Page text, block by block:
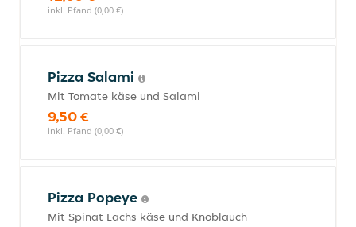
inkl. Pfand (0,00 €)
Pizza Salami
Mit Tomate käse und Salami
9,50 €
inkl. Pfand (0,00 €)
Pizza Popeye
Mit Spinat Lachs käse und Knoblauch